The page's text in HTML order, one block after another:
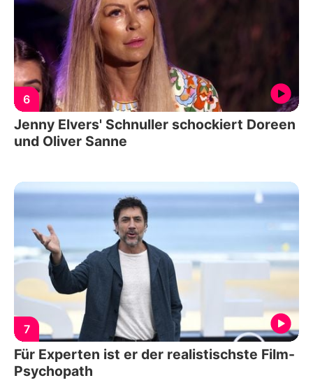
6
Jenny Elvers' Schnuller schockiert Doreen
und Oliver Sanne
7
Für Experten ist er der realistischste Film-
Psychopath